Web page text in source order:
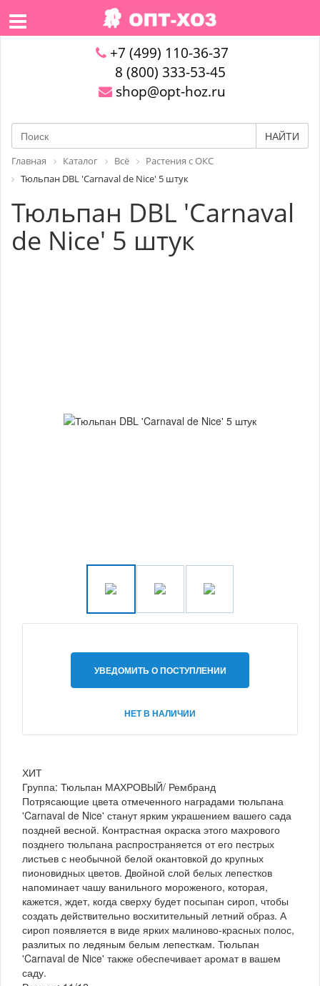
+7 (499) 110-36-37
8 (800) 333-53-45
shop@opt-hoz.ru
НАЙТИ
Главная Каталог Всё
Растения с ОКС
Тюльпан DBL 'Carnaval de Nice' 5 штук
Тюльпан DBL 'Carnaval
de Nice' 5 штук
УВЕДОМИТЬ О ПОСТУПЛЕНИИ
НЕТ В НАЛИЧИИ
ХИТ
Группа: Тюльпан МАХРОВЫЙ/ Рембранд
Потрясающие цвета отмеченного наградами тюльпана
'Carnaval de Nice' станут ярким украшением вашего сада
поздней весной. Контрастная окраска этого махрового
позднего тюльпана распространяется от его пестрых
листьев с необычной белой окантовкой до крупных
пионовидных цветов. Двойной слой белых лепестков
напоминает чашу ванильного мороженого, которая,
кажется, ждет, когда сверху будет посыпан сироп, чтобы
создать действительно восхитительный летний образ. А
сироп появляется в виде ярких малиново-красных полос,
разлитых по ледяным белым лепесткам. Тюльпан
'Carnaval de Nice' также обеспечивает аромат в вашем
саду.